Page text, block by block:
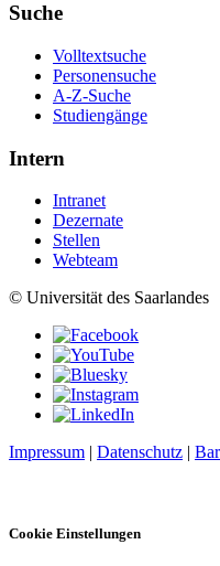
Suche
Volltextsuche
Personensuche
A-Z-Suche
Studiengänge
Intern
Intranet
Dezernate
Stellen
Webteam
© Universität des Saarlandes
Impressum Datenschutz
Cookie Einstellungen